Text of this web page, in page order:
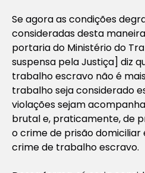
Se agora as condições
consideradas desta
portaria do Ministério do
suspensa pela Justiça] diz
trabalho escravo não é
trabalho seja considerado
violações sejam
brutal e, praticamente, de
o crime de prisão domiciliar
crime de trabalho escravo.